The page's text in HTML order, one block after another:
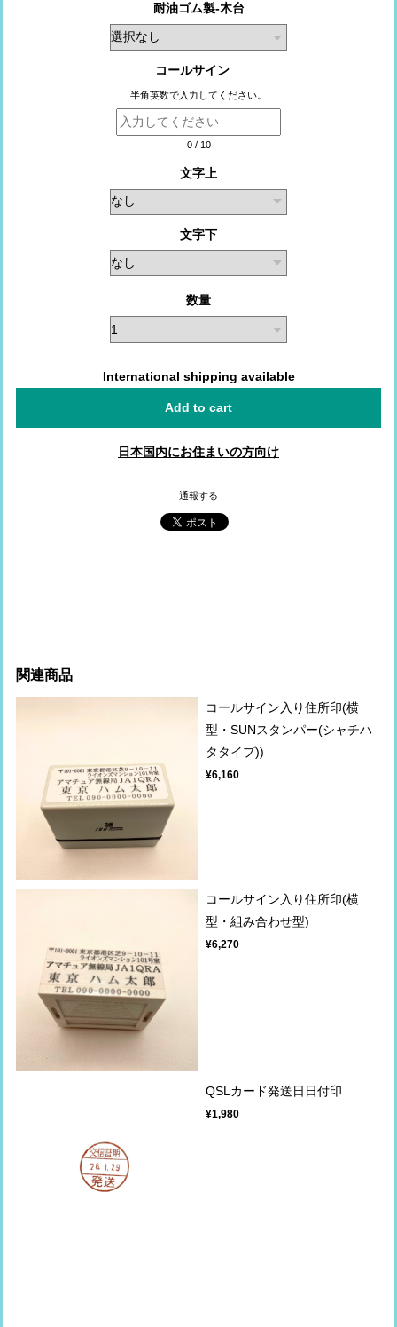
耐油ゴム製-木台
コールサイン
半角英数で入力してください。
0/ 10
文字上
文字下
数量
International shipping available
Add to cart
日本国内にお住まいの方向け
通報する
関連商品
コールサイン入り住所印(横
型・SUNスタンパー(シャチハ
タタイプ))
¥6,160
コールサイン入り住所印(横
型・組み合わせ型)
¥6,270
QSLカード発送日日付印
¥1,980